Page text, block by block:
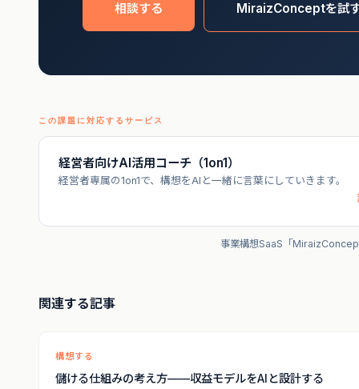
相談する MiraizConceptを試
この課題に対応するサービス
経営者向けAI活用コーチ（1on1）
経営者専属の1on1で、構想をAIと一緒に言葉にしていきます。
事業構想SaaS「
関連する記事
構想する
儲ける仕組みの考え方——収益モデルをAIと設計する